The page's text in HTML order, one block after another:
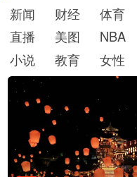
新闻 财经 体育
直播
美图 NBA
小说
教育 女性